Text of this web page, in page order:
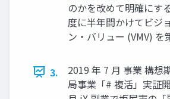
のかを改めて明確にす
度に半年間かけてビジ
ン・バリュー (VMV) を
3.
2019 年 7 月 事業 構想
局事業「# 複活」実証